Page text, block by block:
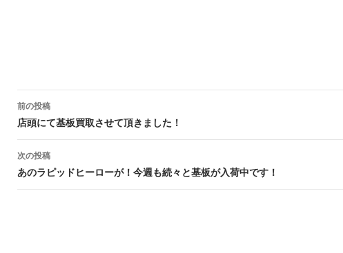
投
稿
ナ
前の投稿
店頭にて基板買取させて頂きました！
次の投稿
あのラピッドヒーローが！今週も続々と基板が入荷中です！